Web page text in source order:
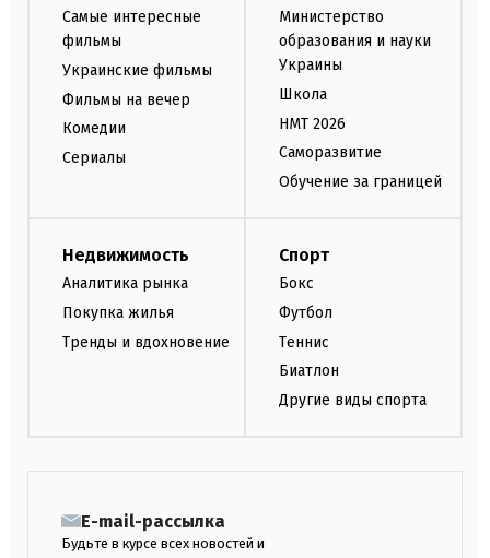
Самые интересные
фильмы
Украинские фильмы
Фильмы на вечер
Комедии
Сериалы
Министерство
образования и науки
Украины
Школа
НМТ 2026
Саморазвитие
Обучение за границей
Недвижимость
Аналитика рынка
Покупка жилья
Тренды и вдохновение
Спорт
Бокс
Футбол
Теннис
Биатлон
Другие виды спорта
E-mail-рассылка
Будьте в курсе всех новостей и